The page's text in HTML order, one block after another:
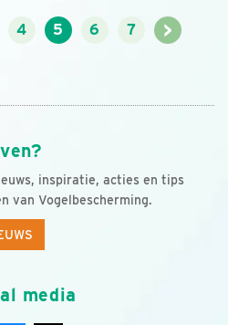
4 5 6 7 >
inspiratie, acties en tips
van Vogelbescherming.
media